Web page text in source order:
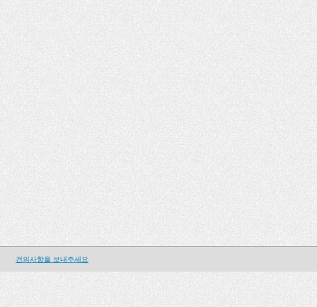
건의사항을 보내주세요